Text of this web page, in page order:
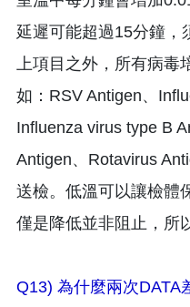
延遲可能超過15分鐘，
上項目之外，所有病毒
如：RSV Antigen、
Influenza virus type B
Antigen、Rotavirus
送檢。低溫可以讓檢體
僅是降低並非阻止，所
Q13) 為什麼兩次DATA